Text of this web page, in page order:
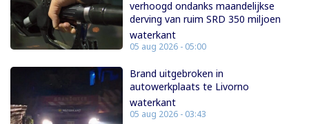
verhoogd ondanks maandelijkse
derving van ruim SRD 350 miljoen
waterkant
05 aug 2026 - 05:00
Brand uitgebroken in
autowerkplaats te Livorno
waterkant
05 aug 2026 - 03:43